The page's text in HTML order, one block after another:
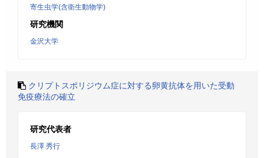
寄生虫学(含衛生動物学)
研究機関
金沢大学
クリプトスポリジウム症に対する卵黄抗体を用いた受動
免疫療法の確立
研究代表者
長澤 秀行